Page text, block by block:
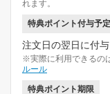
れます。
特典ポイント付与予
注文日の翌日に付与
※実際に利用できるの
ルール
特典ポイント期限